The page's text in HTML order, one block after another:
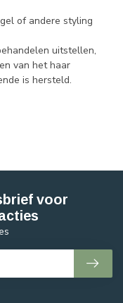
of andere styling
uitstellen,
van het haar
is hersteld.
voor